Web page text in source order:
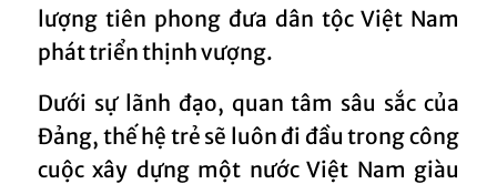
lượng tiên phong đưa dân tộc Việt Nam
phát triển thịnh vượng.
Dưới sự lãnh đạo, quan tâm sâu sắc của
Đảng, thế hệ trẻ sẽ luôn đi đầu trong công
cuộc xây dựng một nước Việt Nam giàu